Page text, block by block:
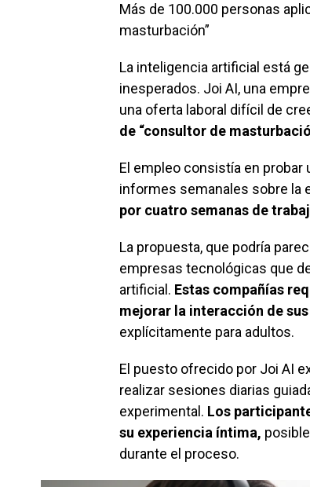
Más de 100.000 personas
masturbación”
La inteligencia artificial está
inesperados. Joi AI, una
una oferta laboral difícil de
de “consultor de
El empleo consistía en probar
informes semanales sobre la
por cuatro semanas de
La propuesta, que podría
empresas tecnológicas que
artificial. Estas compañías
mejorar la interacción de
explícitamente para adultos.
El puesto ofrecido por Joi AI
realizar sesiones diarias
experimental. Los
su experiencia íntima,
durante el proceso.